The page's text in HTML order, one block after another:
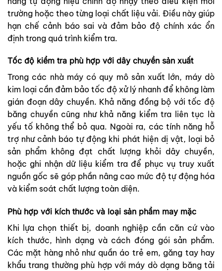
trường hoặc theo từng loại chất liệu vải. Điều này giúp
hạn chế cảnh báo sai và đảm bảo độ chính xác ổn
định trong quá trình kiểm tra.
Tốc độ kiểm tra phù hợp với dây chuyền sản xuất
Trong các nhà máy có quy mô sản xuất lớn, máy dò
kim loại cần đảm bảo tốc độ xử lý nhanh để không làm
gián đoạn dây chuyền. Khả năng đồng bộ với tốc độ
băng chuyền cũng như khả năng kiểm tra liên tục là
yếu tố không thể bỏ qua. Ngoài ra, các tính năng hỗ
trợ như cảnh báo tự động khi phát hiện dị vật, loại bỏ
sản phẩm không đạt chất lượng khỏi dây chuyền,
hoặc ghi nhận dữ liệu kiểm tra để phục vụ truy xuất
nguồn gốc sẽ góp phần nâng cao mức độ tự động hóa
và kiểm soát chất lượng toàn diện.
Phù hợp với kích thước và loại sản phẩm may mặc
Khi lựa chọn thiết bị, doanh nghiệp cần căn cứ vào
kích thước, hình dạng và cách đóng gói sản phẩm.
Các mặt hàng nhỏ như quần áo trẻ em, găng tay hay
khẩu trang thường phù hợp với máy dò dạng băng tải